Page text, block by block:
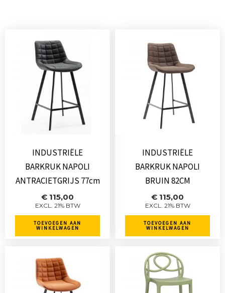
INDUSTRIËLE
BARKRUK NAPOLI
ANTRACIETGRIJS 77cm
€ 115,00
EXCL. 21% BTW
TOEVOEGEN AAN
WINKELWAGEN
INDUSTRIËLE
BARKRUK NAPOLI
BRUIN 82CM
€ 115,00
EXCL. 21% BTW
TOEVOEGEN AAN
WINKELWAGEN